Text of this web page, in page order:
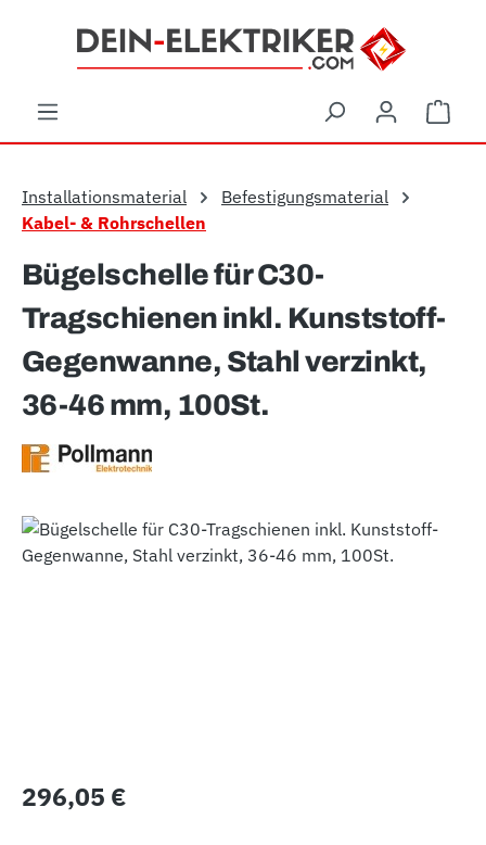
Zum Hauptinhalt springen
Installationsmaterial
Befestigungsmaterial
Kabel- & Rohrschellen
Bügelschelle für C30-
Tragschienen inkl. Kunststoff-
Gegenwanne, Stahl verzinkt,
36-46 mm, 100St.
Bildergalerie überspringen
Regulärer Preis:
296,05 €